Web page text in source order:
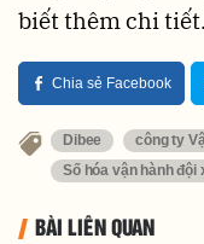
biết thêm chi tiết.
Chia sẻ Facebook
Dibee
công ty
Số hóa vận hành đội
BÀI LIÊN QUAN